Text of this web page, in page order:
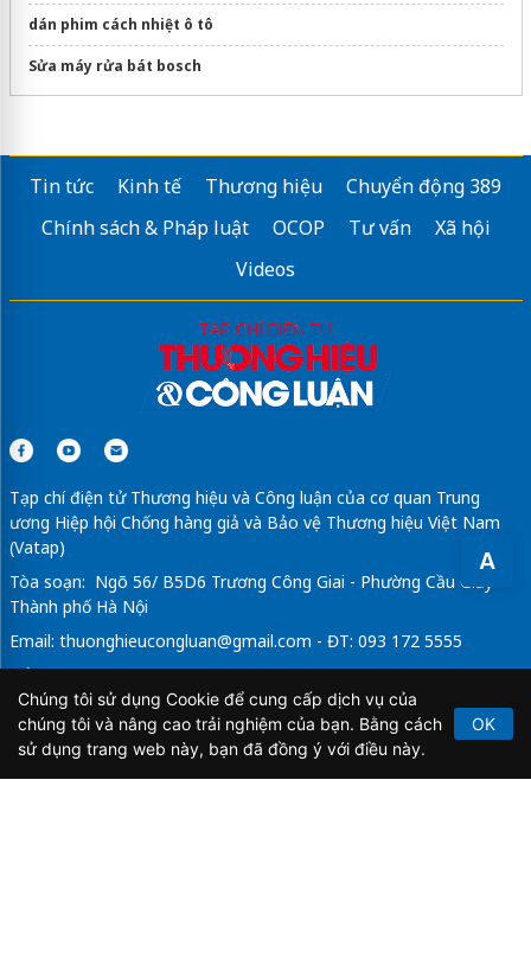
A
dán phim cách nhiệt ô tô
Sửa máy rửa bát bosch
Tin tức Kinh tế Thương hiệu
Chuyển động 389
Chính sách & Pháp luật
OCOP Tư vấn
Xã hội
Videos
Tạp chí điện tử Thương hiệu và Công luận của cơ quan Trung
ương Hiệp hội Chống hàng giả và Bảo vệ Thương hiệu Việt Nam
(Vatap)
Tòa soạn: Ngõ 56/ B5D6 Trương Công Giai - Phường Cầu Giấy -
Thành phố Hà Nội
Email: thuonghieucongluan@gmail.com - ĐT: 093 172 5555
Tổng Biên Tập: Vũ Đức Thuận
Giấy phép hoạt động báo chí điện tử số 64/GP-BTTTT do Bộ
Thông tin và Truyền thông cấp ngày 21/2/2020.
Chúng tôi sử dụng Cookie để cung cấp dịch vụ của
chúng tôi và nâng cao trải nghiệm của bạn. Bằng cách
sử dụng trang web này, bạn đã đồng ý với điều này.
OK